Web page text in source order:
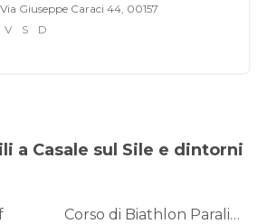
Giuseppe Caraci 44, 00157
V S
D
a Casale sul Sile e dintorni
Corso di Biathlon Paralimpico